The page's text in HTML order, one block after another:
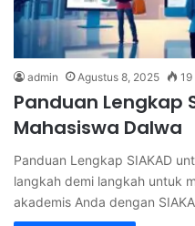
admin Agustus 8, 2025 19
Panduan Lengkap
Mahasiswa Dalwa
Panduan Lengkap SIAKAD
langkah demi langkah untuk
akademis Anda dengan